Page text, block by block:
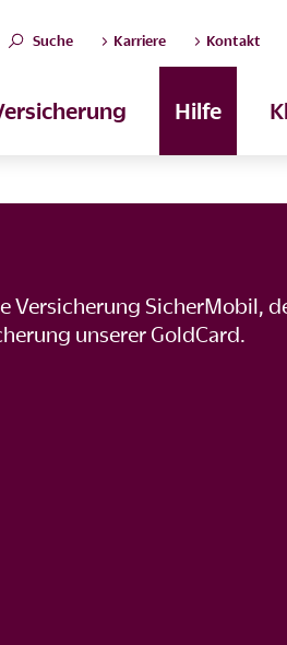
Suche Karriere Kontakt
Hilfe
Versicherung SicherMobil,
unserer GoldCard.